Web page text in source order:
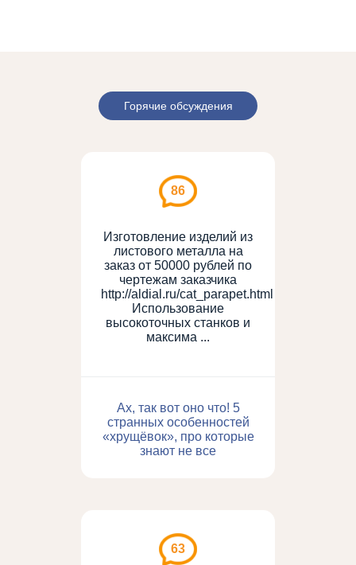
Горячие обсуждения
86
Изготовление изделий из
листового металла на
заказ от 50000 рублей по
чертежам заказчика
http://aldial.ru/cat_parapet.html
Использование
высокоточных станков и
максима ...
Ах, так вот оно что! 5
странных особенностей
«хрущёвок», про которые
знают не все
63